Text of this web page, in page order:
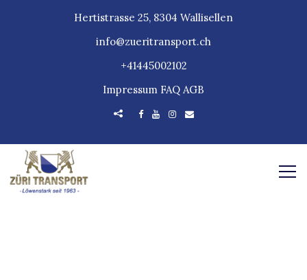
Hertistrasse 25, 8304 Wallisellen
info@zueritransport.ch
+41445002102
Impressum FAQ AGB